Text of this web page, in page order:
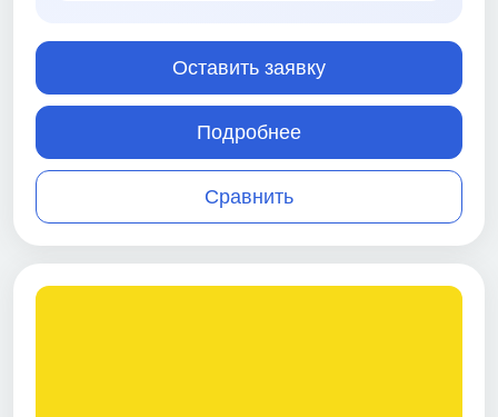
Сравнить
Оставить заявку
Подробнее